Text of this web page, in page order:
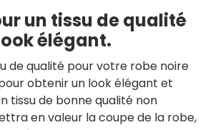
un tissu de qualité
élégant.
de qualité pour votre robe noire
obtenir un look élégant et
tissu de bonne qualité non
en valeur la coupe de la robe,